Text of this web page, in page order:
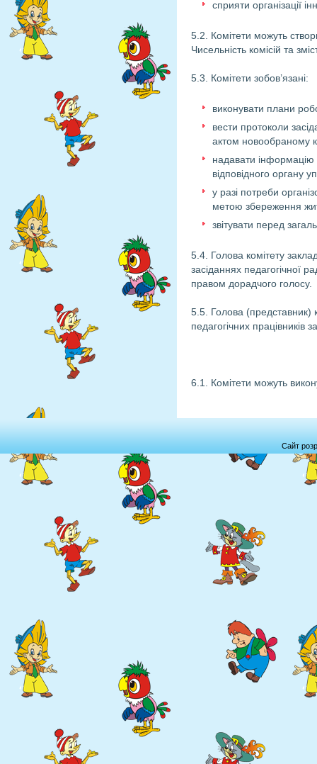
сприяти організації
5.2. Комітети можуть
Чисельність комісій та
5.3. Комітети зобов’язані:
виконувати плани
вести протоколи
актом новообраному
надавати інформацію
відповідного органу
у разі потреби
метою збереження
звітувати перед
5.4. Голова комітету
засіданнях педагогічної
правом дорадчого голосу.
5.5. Голова (представник)
педагогічних працівників
6.1. Комітети можуть
Сайт